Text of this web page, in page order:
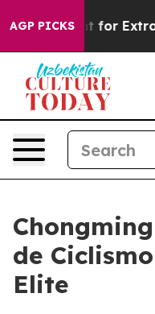
AGP PICKS
to Hunt for
de
Elite